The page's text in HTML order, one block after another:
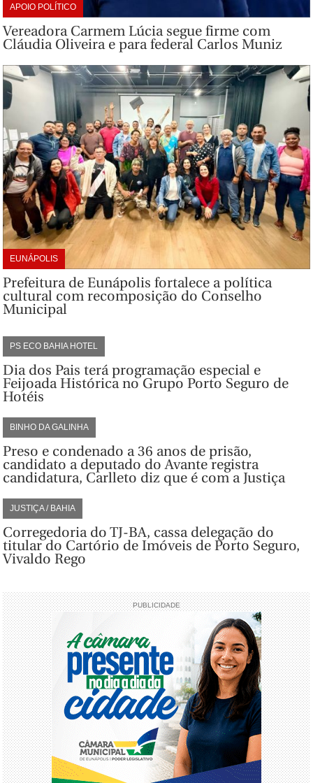
APOIO POLÍTICO
Vereadora Carmem Lúcia segue firme com
Cláudia Oliveira e para federal Carlos Muniz
EUNÁPOLIS
Prefeitura de Eunápolis fortalece a política
cultural com recomposição do Conselho
Municipal
PS ECO BAHIA HOTEL
Dia dos Pais terá programação especial e
Feijoada Histórica no Grupo Porto Seguro de
Hotéis
BINHO DA GALINHA
Preso e condenado a 36 anos de prisão,
candidato a deputado do Avante registra
candidatura, Carlleto diz que é com a Justiça
JUSTIÇA / BAHIA
Corregedoria do TJ-BA, cassa delegação do
titular do Cartório de Imóveis de Porto Seguro,
Vivaldo Rego
PUBLICIDADE